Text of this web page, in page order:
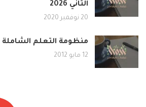
الثاني 2026
20 نوفمبر 2020
منظومة التعلم الشاملة –
12 مايو 2012